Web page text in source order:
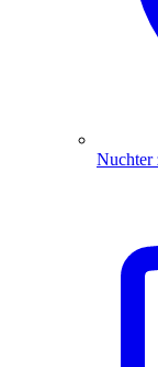
Nuchter